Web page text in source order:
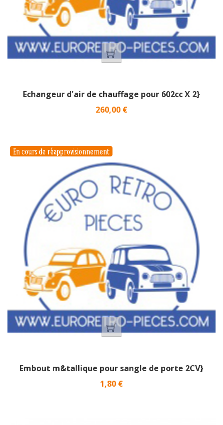
Echangeur d'air de chauffage pour 602cc X 2}
Prix
260,00 €
Embout m&tallique pour sangle de porte 2CV}
Prix
1,80 €
En cours de réapprovisionnement